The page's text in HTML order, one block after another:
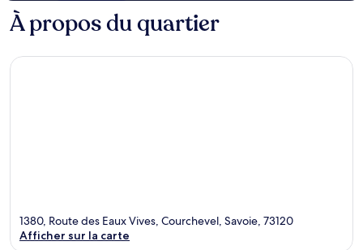
À propos du quartier
1380, Route des Eaux Vives, Courchevel, Savoie, 73120
Afficher sur la carte